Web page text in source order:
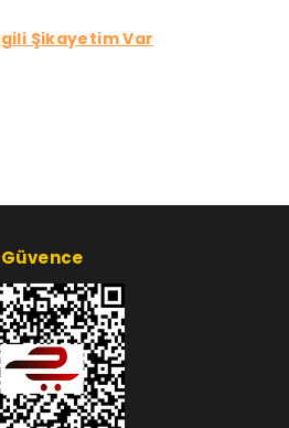
Şikayetim Var
Güvence